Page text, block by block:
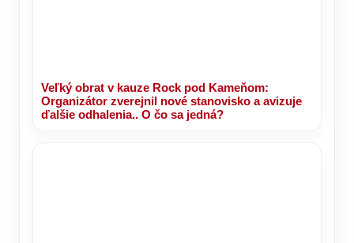
Veľký obrat v kauze Rock pod Kameňom:
Organizátor zverejnil nové stanovisko a avizuje
ďalšie odhalenia.. O čo sa jedná?